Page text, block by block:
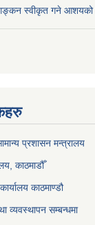
स्वीकृत गने
प्रशासन मन्त्रालय
काठमाडौँ
काठमाण्ड‌ौ
व्यवस्थापन सम्बन्धमा